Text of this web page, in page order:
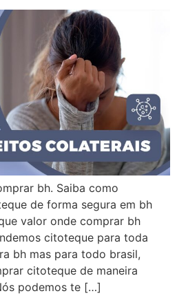
bh. Saiba como
de forma segura em bh
valor onde comprar bh
citoteque para toda
bh mas para todo brasil,
citoteque de maneira
podemos te […]